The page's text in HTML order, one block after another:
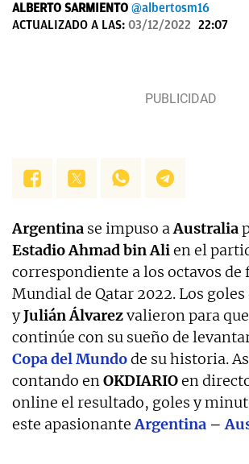
ALBERTO SARMIENTO @albertosm16
ACTUALIZADO A LAS: 03/12/2022 22:07
Argentina se impuso aAustralia
Estadio Ahmad bin Alien el
correspondiente a los octavos de
Mundial de Qatar 2022. Los goles
yJulián Álvarezvalieron para
continúe con su sueño de
Copa del Mundode su historia.
contando enOKDIARIOen
online el resultado, goles y
este apasionanteArgentina –